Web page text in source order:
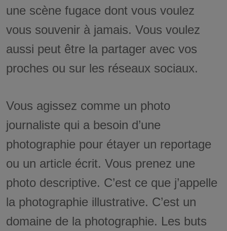
une scène fugace dont vous voulez
vous souvenir à jamais. Vous voulez
aussi peut être la partager avec vos
proches ou sur les réseaux sociaux.
Vous agissez comme un photo
journaliste qui a besoin d’une
photographie pour étayer un reportage
ou un article écrit. Vous prenez une
photo descriptive. C’est ce que j’appelle
la photographie illustrative. C’est un
domaine de la photographie. Les buts